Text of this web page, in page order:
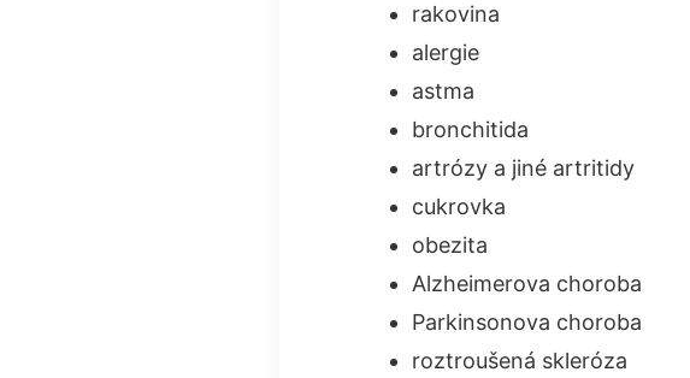
rakovina
alergie
astma
bronchitida
artrózy a jiné artritidy
cukrovka
obezita
Alzheimerova choroba
Parkinsonova choroba
roztroušená skleróza